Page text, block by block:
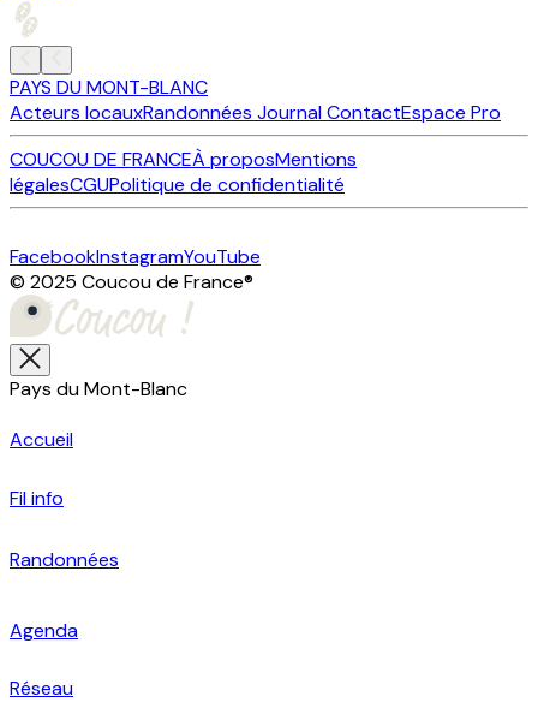
PAYS DU MONT-BLANC
Acteurs locauxRandonnées JournalContactEspace Pro
COUCOU DE FRANCEÀ proposMentions
légalesCGUPolitique de confidentialité
FacebookInstagramYouTube
© 2025 Coucou de France®
Pays du Mont-Blanc
Accueil
Fil info
Randonnées
Agenda
Réseau